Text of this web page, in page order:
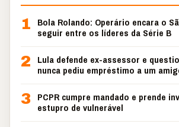
1
Bola Rolando: Operário encara o
seguir entre os líderes da Série B
2
Lula defende ex-assessor e
nunca pediu empréstimo a um
3 PCPR cumpre mandado e prende
estupro de vulnerável